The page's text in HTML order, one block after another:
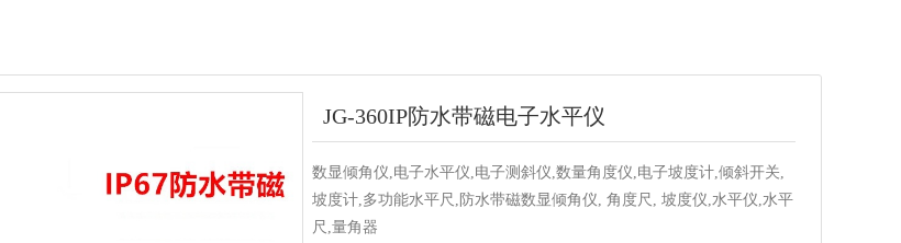
JG-360IP防水带磁电子水平仪
数显倾角仪,电子水平仪,电子测斜仪,数量角度仪,电子坡度计,倾斜开关,
坡度计,多功能水平尺,防水带磁数显倾角仪, 角度尺, 坡度仪,水平仪,水平
尺,量角器